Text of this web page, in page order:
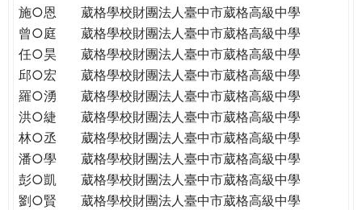
施○恩
葳格學校財團法人臺中市葳格高級中學
曾○庭
葳格學校財團法人臺中市葳格高級中學
任○昊
葳格學校財團法人臺中市葳格高級中學
邱○宏
葳格學校財團法人臺中市葳格高級中學
羅○湧
葳格學校財團法人臺中市葳格高級中學
洪○緁
葳格學校財團法人臺中市葳格高級中學
林○丞
葳格學校財團法人臺中市葳格高級中學
潘○學
葳格學校財團法人臺中市葳格高級中學
彭○凱
葳格學校財團法人臺中市葳格高級中學
劉○賢
葳格學校財團法人臺中市葳格高級中學